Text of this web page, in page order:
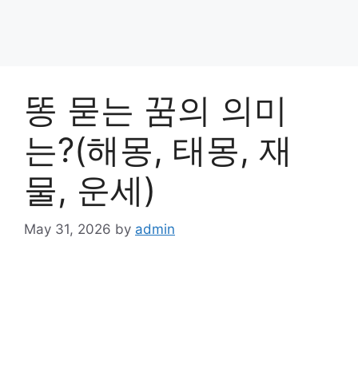
똥 묻는 꿈의 의미
는?(해몽, 태몽, 재
물, 운세)
May 31, 2026 by admin